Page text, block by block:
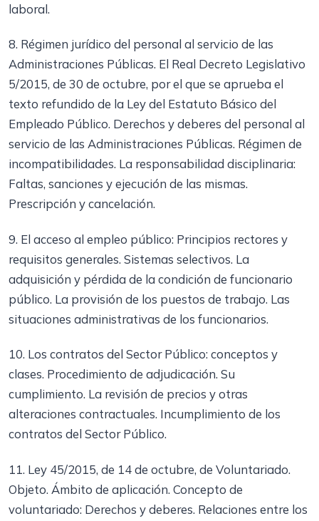
laboral.
8. Régimen jurídico del personal al servicio de las
Administraciones Públicas. El Real Decreto Legislativo
5/2015, de 30 de octubre, por el que se aprueba el
texto refundido de la Ley del Estatuto Básico del
Empleado Público. Derechos y deberes del personal al
servicio de las Administraciones Públicas. Régimen de
incompatibilidades. La responsabilidad disciplinaria:
Faltas, sanciones y ejecución de las mismas.
Prescripción y cancelación.
9. El acceso al empleo público: Principios rectores y
requisitos generales. Sistemas selectivos. La
adquisición y pérdida de la condición de funcionario
público. La provisión de los puestos de trabajo. Las
situaciones administrativas de los funcionarios.
10. Los contratos del Sector Público: conceptos y
clases. Procedimiento de adjudicación. Su
cumplimiento. La revisión de precios y otras
alteraciones contractuales. Incumplimiento de los
contratos del Sector Público.
11. Ley 45/2015, de 14 de octubre, de Voluntariado.
Objeto. Ámbito de aplicación. Concepto de
voluntariado: Derechos y deberes. Relaciones entre los